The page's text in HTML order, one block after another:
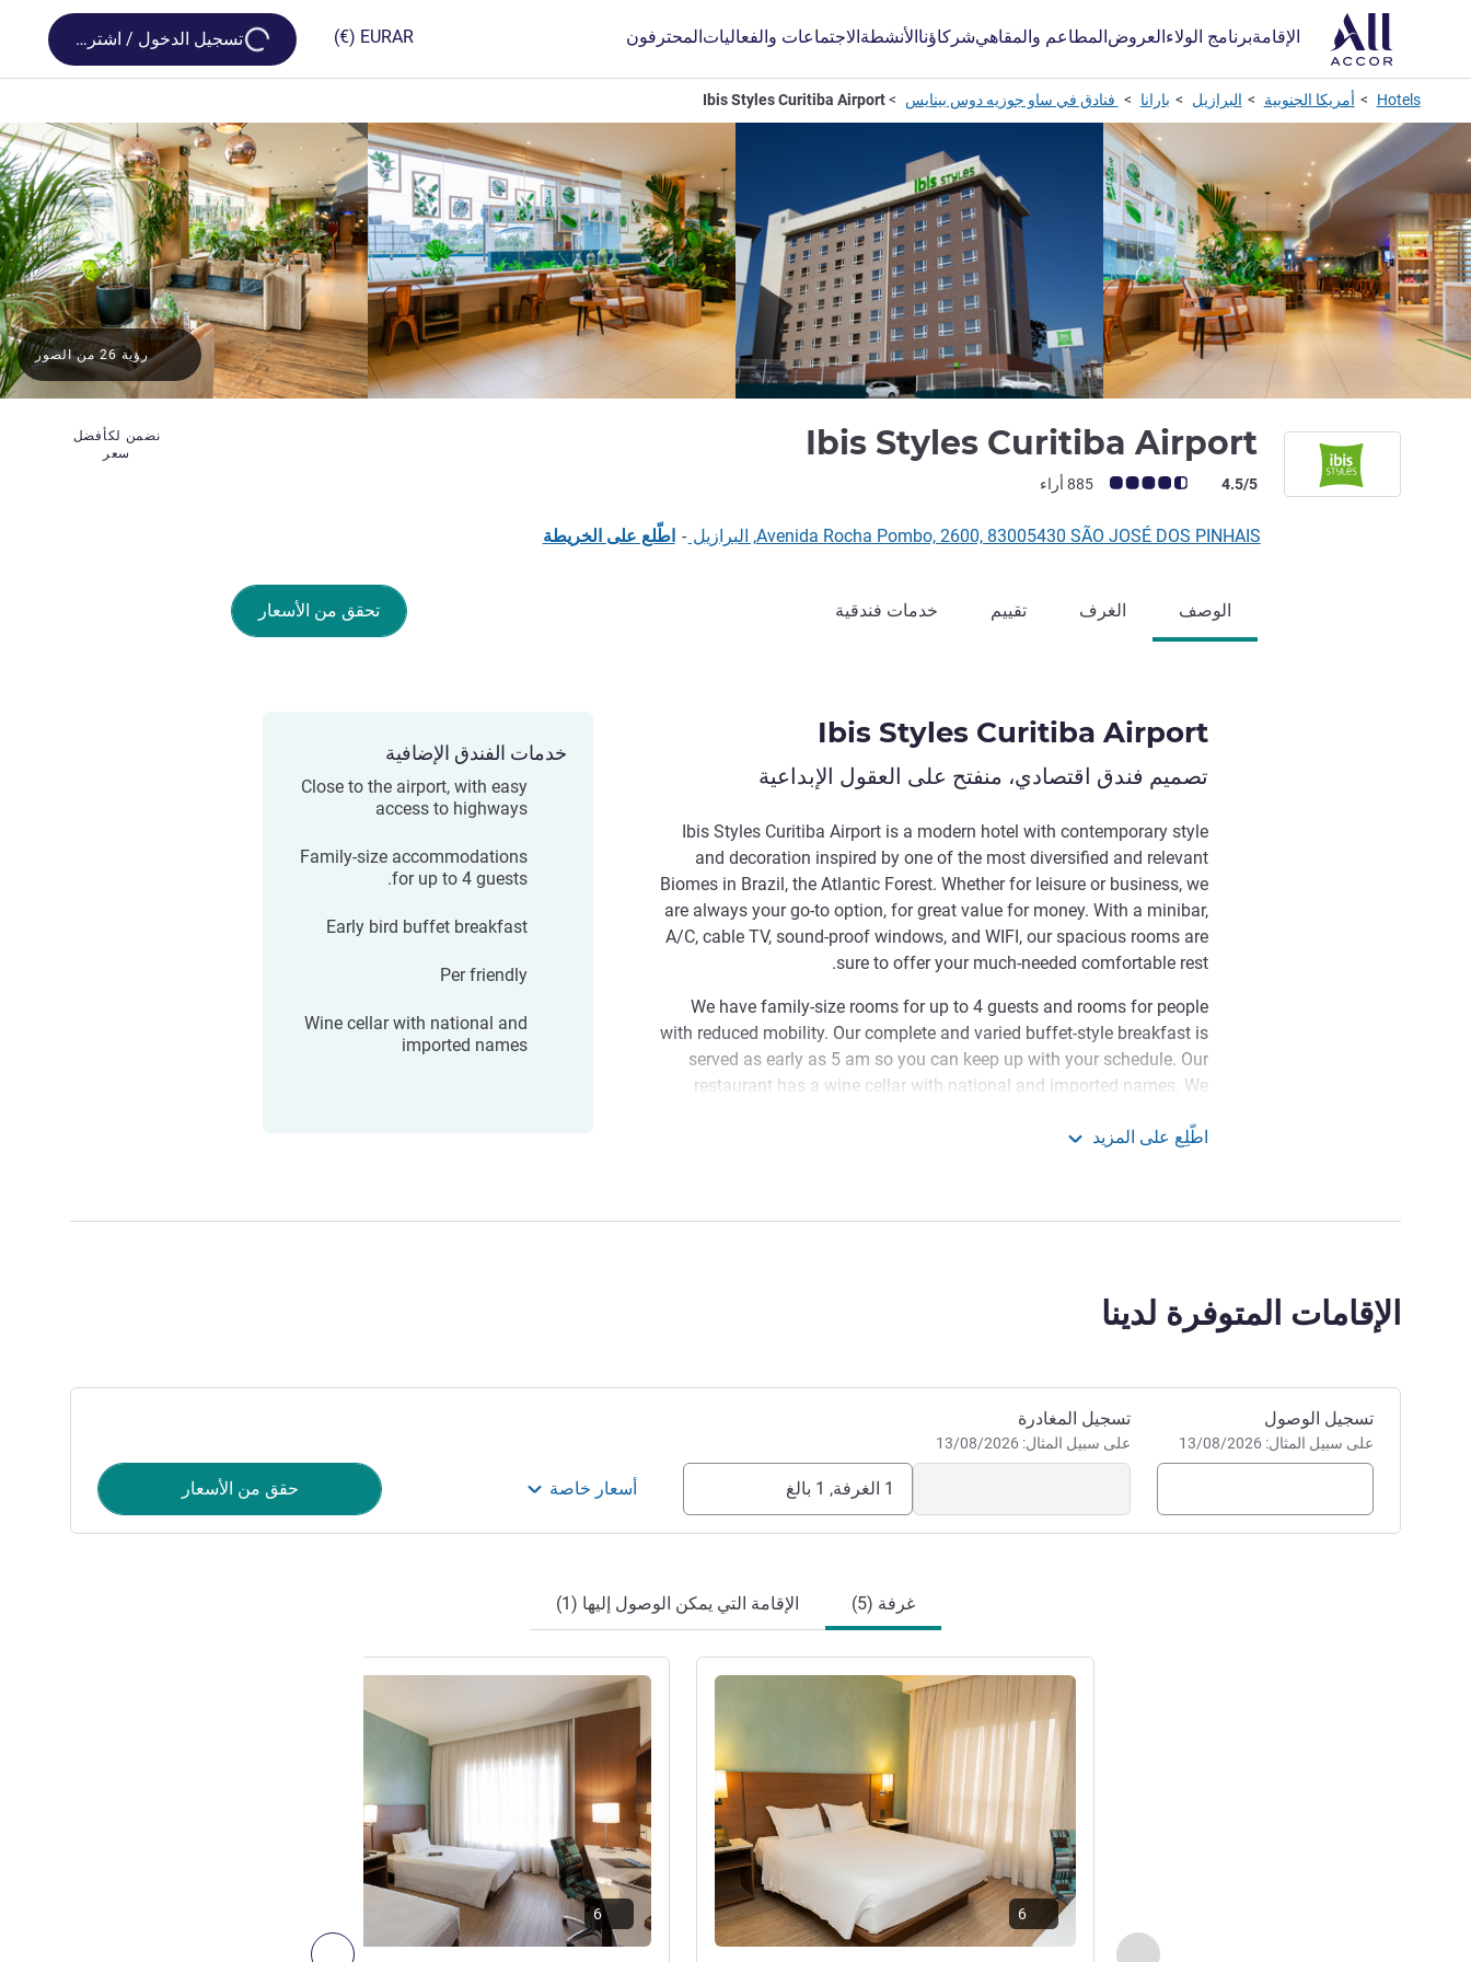
الإقامةبرنامج الولاءالعروضالمطاعم والمقاهيشركاؤناالأنشطةالاجتماعات والفعالياتالمحترفون AR
EUR
(€)
Loading...
تسجيل الدخول / اشترك
Hotels أمريكا الجنوبية البرازيل بارانا فنادق في ساو جوزيه دوس بينايس Ibis Styles Curitiba Airport
Ibis Styles Curitiba Airport
ملاحظة أراء العملاء (رأي ALL)
4.5/5 885 أراء
نضمن لكأفضل
سعر
رؤية 26 من الصور
Avenida Rocha Pombo, 2600, 83005430 SÃO JOSÉ DOS PINHAIS, البرازيل - اطّلع على الخريطة
تحقق من الأسعار الوصف الغرف تقييم خدمات فندقية
Ibis Styles Curitiba Airport
تصميم فندق اقتصادي، منفتح على العقول الإبداعية
Ibis Styles Curitiba Airport is a modern hotel with contemporary style
and decoration inspired by one of the most diversified and relevant
Biomes in Brazil, the Atlantic Forest. Whether for leisure or business, we
are always your go-to option, for great value for money. With a minibar,
A/C, cable TV, sound-proof windows, and WIFI, our spacious rooms are
sure to offer your much-needed comfortable rest.
We have family-size rooms for up to 4 guests and rooms for people
with reduced mobility. Our complete and varied buffet-style breakfast is
served as early as 5 am so you can keep up with your schedule. Our
restaurant has a wine cellar with national and imported names. We
convenience store to make your day easier.
Brazilian biome: the Atlantic Forest. Enjoy every little bit of this
اطّلِع على المزيد
خدمات الفندق الإضافية
Close to the airport, with easy
access to highways
Family-size accommodations
for up to 4 guests.
Early bird buffet breakfast
Per friendly
Wine cellar with national and
imported names
الإقامات المتوفرة لدينا
احجز في هذا الفندق
تسجيل الوصول
على سبيل المثال: 13/08/2026
تسجيل المغادرة
على سبيل المثال: 13/08/2026
1 الغرفة, 1 بالغ أسعار خاصة حقق من الأسعار
غرفة (5) الإقامة التي يمكن الوصول إليها (1)
السابق - غرفة التالي - غرفة
راجع التفاصيل راجع التفاصيل
6